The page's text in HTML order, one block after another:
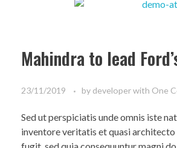
Mahindra to lead
23/11/2019 by developerwith One
Sed ut perspiciatis unde omnis iste
inventore veritatis et quasi